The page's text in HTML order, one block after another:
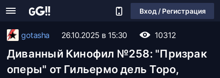
Вход / Регистрация
gotasha 26.10.2025 в 15:30 10312
Диванный Кинофил №258: "Призрак
оперы" от Гильермо дель Торо,